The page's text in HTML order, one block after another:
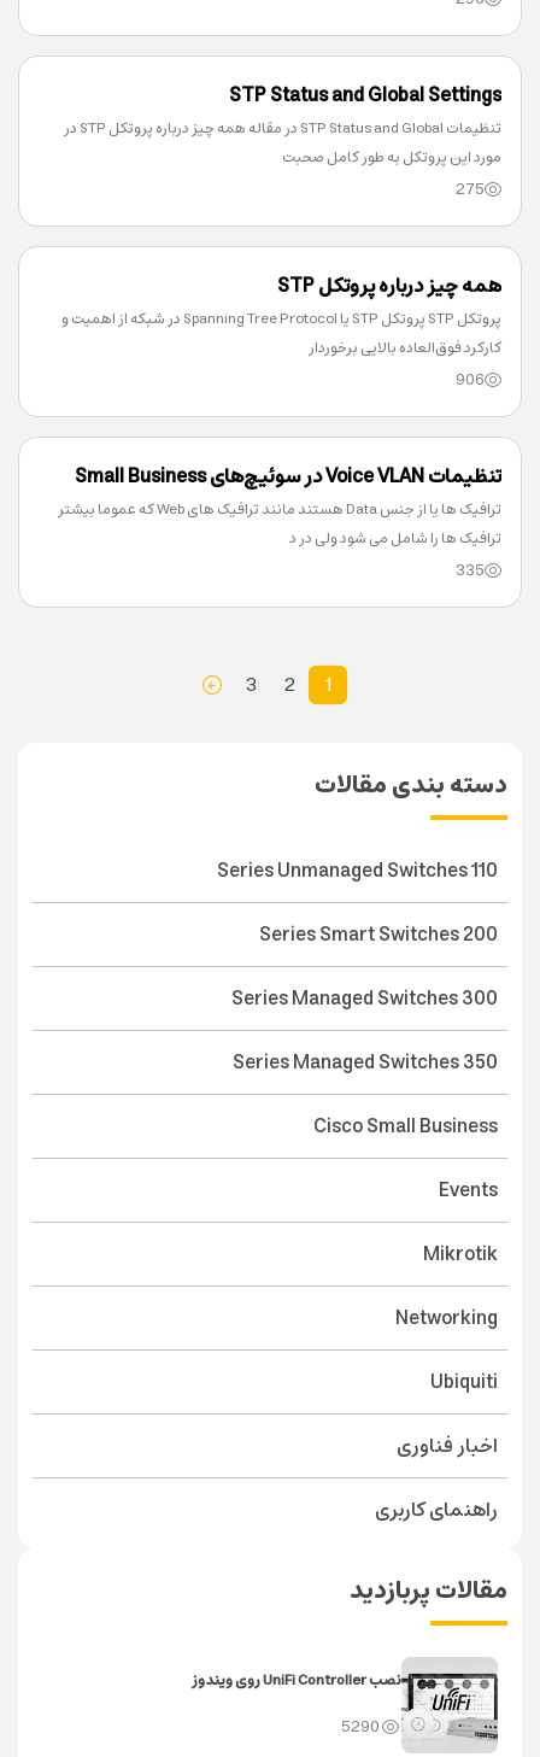
STP Status and Global Settings
تنظیمات STP Status and Global در مقاله همه چیز درباره پروتکل STP در
مورد این پروتکل به طور کامل صحبت
275
همه چیز درباره پروتکل STP
پروتکل STP پروتکل STP یا Spanning Tree Protocol در شبکه از اهمیت و
کارکرد فوق‌العاده بالایی برخوردار
906
تنظیمات Voice VLAN در سوئیچ‌های Small Business
ترافیک ها یا از جنس Data هستند مانند ترافیک های Web که عموما بیشتر
ترافیک ها را شامل می شود ولی در د
335
1
2
3
دسته بندی مقالات
110 Series Unmanaged Switches
200 Series Smart Switches
300 Series Managed Switches
350 Series Managed Switches
Cisco Small Business
Events
Mikrotik
Networking
Ubiquiti
اخبار فناوری
راهنمای کاربری
مقالات پربازدید
نصب UniFi Controller روی ویندوز
5290